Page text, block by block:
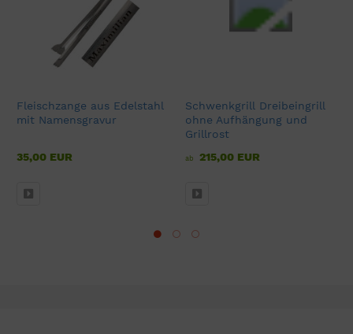
Fleischzange aus Edelstahl
mit Namensgravur
35,00 EUR
Schwenkgrill Dreibeingrill
ohne Aufhängung und
Grillrost
ab 215,00 EUR